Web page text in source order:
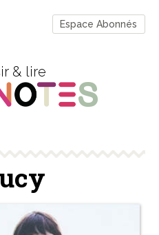
Espace Abonnés
& lire